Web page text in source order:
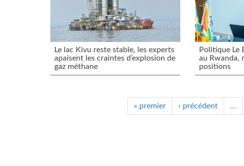
Le lac Kivu reste stable, les experts
apaisent les craintes d’explosion de
gaz méthane
Politique Le
au Rwanda,
positions
« premier ‹ précédent …